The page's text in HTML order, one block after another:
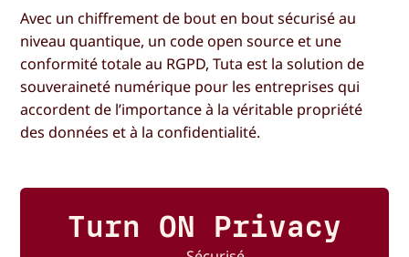
Avec un chiffrement de bout en bout sécurisé au
niveau quantique, un code open source et une
conformité totale au RGPD, Tuta est la solution de
souveraineté numérique pour les entreprises qui
accordent de l’importance à la véritable propriété
des données et à la confidentialité.
Turn ON Privacy